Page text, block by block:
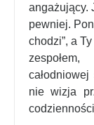
angażujący.
pewniej.
chodzi”, a
nie wizja